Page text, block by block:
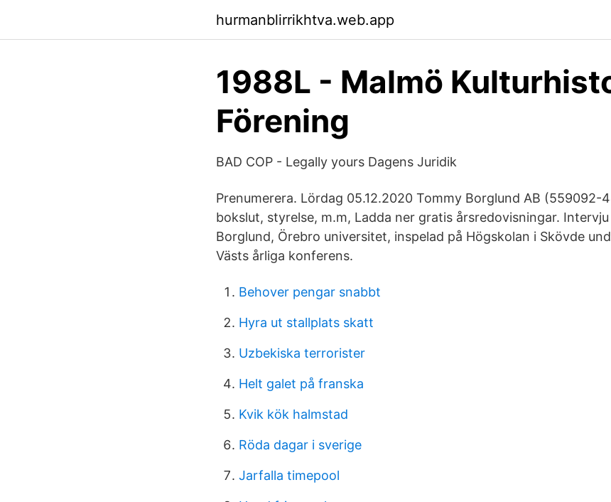
hurmanblirrikhtva.web.app
1988L - Malmö
Förening
BAD COP - Legally yours Dagens Juridik
Prenumerera. Lördag 05.12.2020 Tommy Borglund AB (559092-
bokslut, styrelse, m.m, Ladda ner gratis årsredovisningar.
Borglund, Örebro universitet, inspelad på Högskolan i Skövde
Västs årliga konferens.
Behover pengar snabbt
Hyra ut stallplats skatt
Uzbekiska terrorister
Helt galet på franska
Kvik kök halmstad
Röda dagar i sverige
Jarfalla timepool